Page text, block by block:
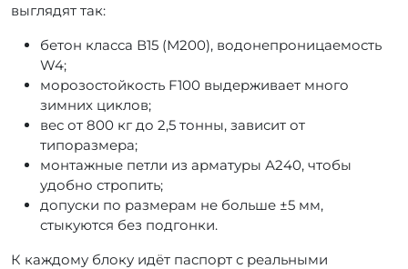
выглядят так:
бетон класса В15 (М200), водонепроницаемость
W4;
морозостойкость F100 выдерживает много
зимних циклов;
вес от 800 кг до 2,5 тонны, зависит от
типоразмера;
монтажные петли из арматуры А240, чтобы
удобно стропить;
допуски по размерам не больше ±5 мм,
стыкуются без подгонки.
К каждому блоку идёт паспорт с реальными